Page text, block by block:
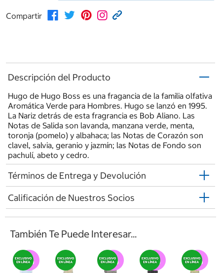
Compartir
Descripción del Producto
Hugo de Hugo Boss es una fragancia de la familia olfativa
Aromática Verde para Hombres. Hugo se lanzó en 1995.
La Nariz detrás de esta fragrancia es Bob Aliano. Las
Notas de Salida son lavanda, manzana verde, menta,
toronja (pomelo) y albahaca; las Notas de Corazón son
clavel, salvia, geranio y jazmín; las Notas de Fondo son
pachulí, abeto y cedro.
Términos de Entrega y Devolución
Calificación de Nuestros Socios
También Te Puede Interesar...